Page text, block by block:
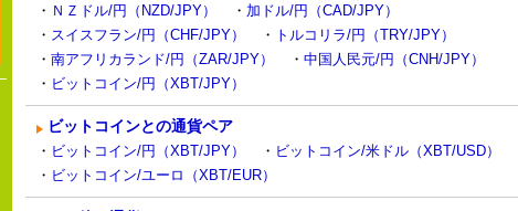
・ ＮＺドル/円（NZD/JPY） ・ 加ドル/円（CAD/JPY）
・ スイスフラン/円（CHF/JPY） ・ トルコリラ/円（TRY/JPY）
・ 南アフリカランド/円（ZAR/JPY） ・ 中国人民元/円（CNH/JPY）
・ ビットコイン/円（XBT/JPY）
ビットコインとの通貨ペア
・ ビットコイン/円（XBT/JPY） ・ ビットコイン/米ドル（XBT/USD）
・ ビットコイン/ユーロ（XBT/EUR）